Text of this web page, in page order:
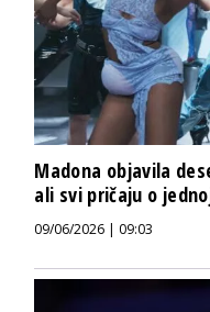
Madona objavila
ali svi pričaju o
09/06/2026 | 09:03